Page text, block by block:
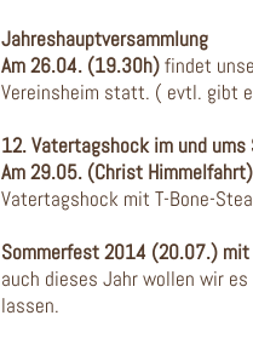
Jahreshauptversammlung
Am 26.04. (19.30h)findet
Vereinsheim statt. ( evtl. gibt
12. Vatertagshock im und
Am 29.05. (Christ Himmelfahrt)
Vatertagshock mit T-Bone-
Sommerfest 2014 (20.07.)
auch dieses Jahr wollen wir
lassen.